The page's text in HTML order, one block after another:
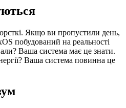
Якщо ви пропустили день,
побудований на реальності
Ваша система має це знати.
Ваша система повинна це